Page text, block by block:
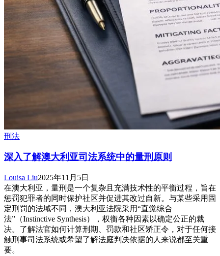
刑法
深入了解澳大利亚司法系统中的量刑原则
Louisa Liu2025年11月5日
在澳大利亚，量刑是一个复杂且充满技术性的平衡过程，旨在
惩罚犯罪者的同时保护社区并促进其改过自新。与某些采用固
定刑罚的法域不同，澳大利亚法院采用“直觉综合
法”（Instinctive Synthesis），权衡各种因素以确定公正的裁
决。了解法官如何计算刑期、罚款和社区矫正令，对于任何接
触刑事司法系统或希望了解法庭判决依据的人来说都至关重
要。